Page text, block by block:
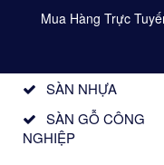
Mua Hàng Trực
SÀN NHỰA
SÀN GỖ CÔNG
NGHIỆP